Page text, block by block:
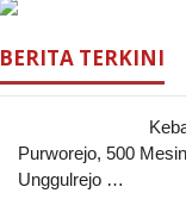
BERITA TERKINI
Purworejo, 500
Unggulrejo …